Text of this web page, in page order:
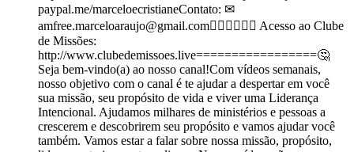
paypal.me/marceloecristianeContato: ✉
amfree.marceloaraujo@gmail.com🙋🏻‍♂️🙋🏼‍♀️ Acesso ao Clube
de Missões:
http://www.clubedemissoes.live=================🤔
Seja bem-vindo(a) ao nosso canal!Com vídeos semanais,
nosso objetivo com o canal é te ajudar a despertar em você
sua missão, seu propósito de vida e viver uma Liderança
Intencional. Ajudamos milhares de ministérios e pessoas a
crescerem e descobrirem seu propósito e vamos ajudar você
também. Vamos estar a falar sobre nossa missão, propósito,